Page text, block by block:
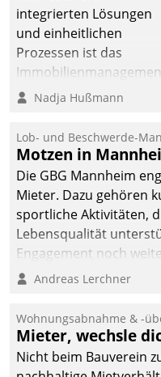
integrierten Lösungen
und einheitlichen
Prozessen ist das
der Bayerischen
Ressort Kapitalanlage für
künftige Aufgaben und
Herausforderungen
gerüstet.
Nadja Hußmann
Lob- und Beschwerde-
Motzen in
Die GBG Mannheim
Mieter. Dazu gehören
sportliche Aktivitäten,
Lebensqualität
Engagement noch
von Beschwerden –
und Beschwerde-
ein.
Andreas Lerchner
Wohnungsabnahme & -
Mieter, wechsle
Nicht beim Bauverein